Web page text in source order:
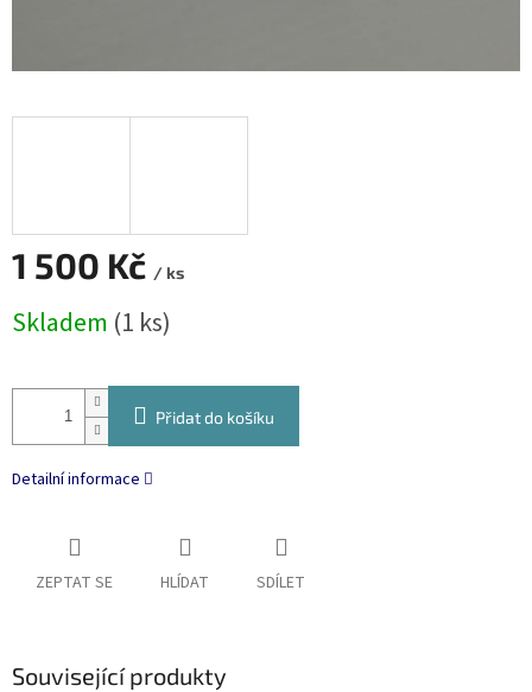
1 500 Kč / ks
cena:
Skladem (1 ks)
Přidat do košíku
Detailní informace
ZEPTAT SE HLÍDAT SDÍLET
Související produkty